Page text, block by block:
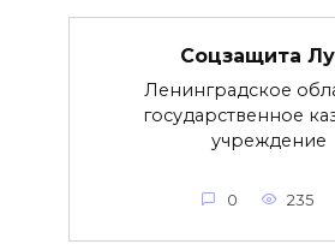
Соцзащита
Ленинградское
государственное
учреждение
0 235